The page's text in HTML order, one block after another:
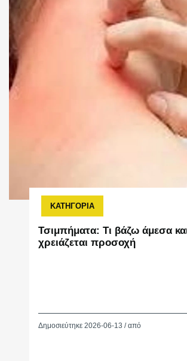
ΚΑΤΗΓΟΡΙΑ
Τσιμπήματα: Τι βάζω άμεσα
χρειάζεται προσοχή
Δημοσιεύτηκε 2026-06-13 / από